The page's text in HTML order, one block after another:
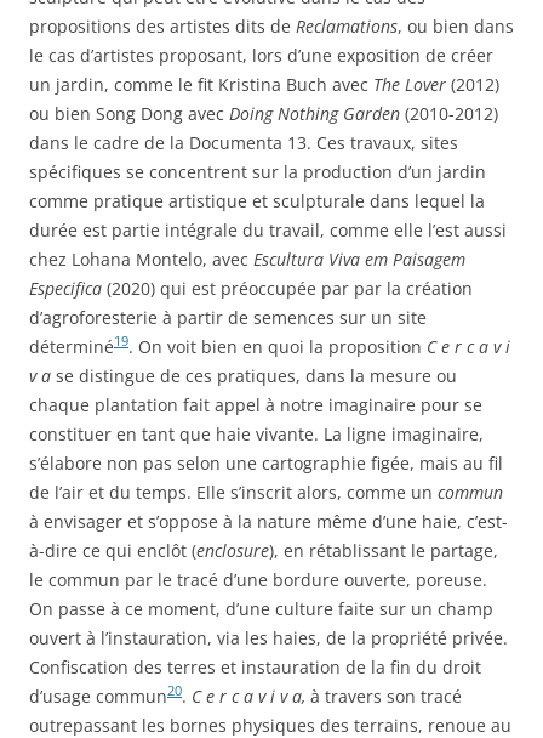
propositions des artistes dits de Reclamations, ou bien dans
le cas d’artistes proposant, lors d’une exposition de créer
un jardin, comme le fit Kristina Buch avec The Lover (2012)
ou bien Song Dong avec Doing Nothing Garden (2010-2012)
dans le cadre de la Documenta 13. Ces travaux, sites
spécifiques se concentrent sur la production d’un jardin
comme pratique artistique et sculpturale dans lequel la
durée est partie intégrale du travail, comme elle l’est aussi
chez Lohana Montelo, avec Escultura Viva em Paisagem
Especifica (2020) qui est préoccupée par par la création
d’agroforesterie à partir de semences sur un site
déterminé19. On voit bien en quoi la proposition C e r c a v i
v a se distingue de ces pratiques, dans la mesure ou
chaque plantation fait appel à notre imaginaire pour se
constituer en tant que haie vivante. La ligne imaginaire,
s’élabore non pas selon une cartographie figée, mais au fil
de l’air et du temps. Elle s’inscrit alors, comme un commun
à envisager et s’oppose à la nature même d’une haie, c’est-
à-dire ce qui enclôt (enclosure), en rétablissant le partage,
le commun par le tracé d’une bordure ouverte, poreuse.
On passe à ce moment, d’une culture faite sur un champ
ouvert à l’instauration, via les haies, de la propriété privée.
Confiscation des terres et instauration de la fin du droit
d’usage commun20. C e r c a v i v a, à travers son tracé
outrepassant les bornes physiques des terrains, renoue au